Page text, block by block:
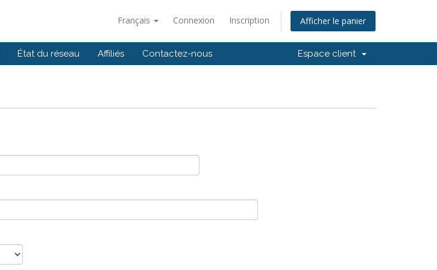
Français Connexion Inscription Afficher le panier
État du réseau Affiliés Contactez-nous Espace client